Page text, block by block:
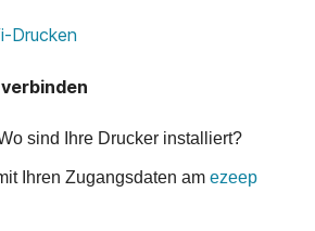
Drucken
sind Ihre Drucker installiert?
Ihren Zugangsdaten am ezeep